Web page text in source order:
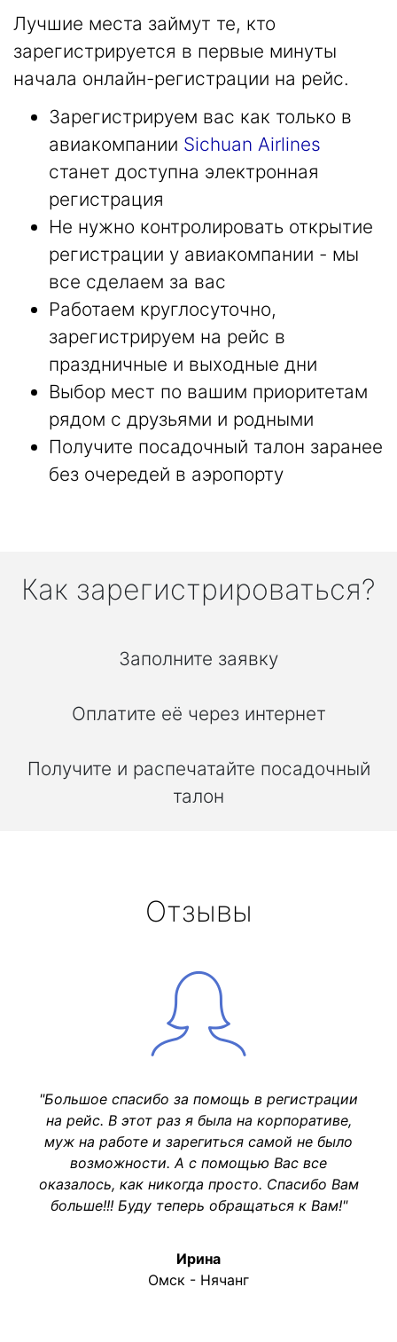
Лучшие места займут те, кто
зарегистрируется в первые минуты
начала онлайн-регистрации на рейс.
Зарегистрируем вас как только в
авиакомпании Sichuan Airlines
станет доступна электронная
регистрация
Не нужно контролировать открытие
регистрации у авиакомпании - мы
все сделаем за вас
Работаем круглосуточно,
зарегистрируем на рейс в
праздничные и выходные дни
Выбор мест по вашим приоритетам
рядом с друзьями и родными
Получите посадочный талон заранее
без очередей в аэропорту
Как зарегистрироваться?
Заполните заявку
Оплатите её через интернет
Получите и распечатайте посадочный
талон
Отзывы
"Большое спасибо за помощь в регистрации
на рейс. В этот раз я была на корпоративе,
муж на работе и зарегиться самой не было
возможности. А с помощью Вас все
оказалось, как никогда просто. Спасибо Вам
больше!!! Буду теперь обращаться к Вам!"
Ирина
Омск - Нячанг